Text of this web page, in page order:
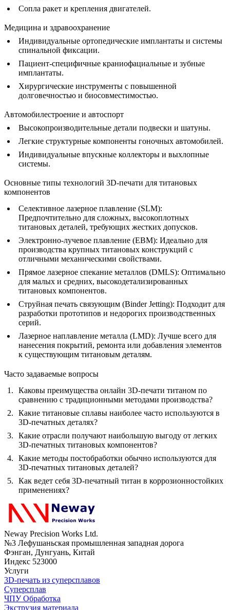
Сопла ракет и крепления двигателей.
Медицина и здравоохранение
Индивидуальные ортопедические имплантаты и системы
спинальной фиксации.
Пациент-специфичные краниофациальные и зубные
имплантаты.
Хирургические инструменты с повышенной
долговечностью и биосовместимостью.
Автомобилестроение и автоспорт
Высокопроизводительные детали подвески и шатуны.
Легкие структурные компоненты гоночных автомобилей.
Индивидуальные впускные коллекторы и выхлопные
системы.
Основные типы технологий 3D-печати для титановых
компонентов
Селективное лазерное плавление (SLM):
Предпочтительно для сложных, высокоплотных
титановых деталей, требующих жестких допусков.
Электронно-лучевое плавление (EBM): Идеально для
производства крупных титановых конструкций с
отличными механическими свойствами.
Прямое лазерное спекание металлов (DMLS): Оптимально
для малых и средних, высокодетализированных
титановых компонентов.
Струйная печать связующим (Binder Jetting): Подходит для
разработки прототипов и недорогих производственных
серий.
Лазерное наплавление металла (LMD): Лучше всего для
нанесения покрытий, ремонта или добавления элементов
к существующим титановым деталям.
Часто задаваемые вопросы
Каковы преимущества онлайн 3D-печати титаном по
сравнению с традиционными методами производства?
Какие титановые сплавы наиболее часто используются в
3D-печатных деталях?
Какие отрасли получают наибольшую выгоду от легких
3D-печатных титановых компонентов?
Какие методы постобработки обычно используются для
3D-печатных титановых деталей?
Как ведет себя 3D-печатный титан в коррозионностойких
применениях?
Neway Precision Works Ltd.
№3 Лефушаньская промышленная западная дорога
Фэнган, Дунгуань, Китай
Индекс 523000
Услуги
3D-печать из суперсплавов
Суперсплав
ЧПУ Обработка
Экструзия материала